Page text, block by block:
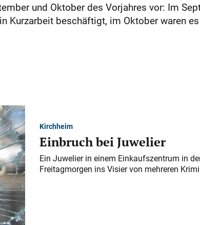
und Oktober des Vorjahres vor: Im
Kurzarbeit beschäftigt, im Oktober waren
Kirchheim
Einbruch bei Juwelier
Ein Juwelier in einem Einkaufszentrum in
Freitagmorgen ins Visier von mehreren